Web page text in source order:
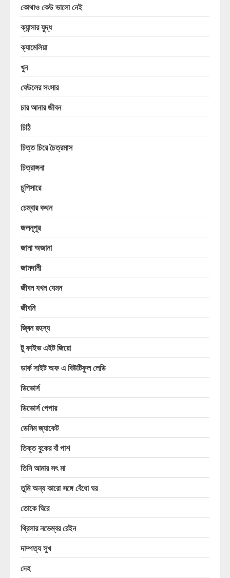
কোথাও কেউ ভালো নেই
ক্যান্সার যুদ্ধ
ক্যামেলিয়া
খুন
ঘেউলের সংসার
চার আনার জীবন
চিঠি
চিত্ত চিরে চৈত্রমাস
চিত্রাঙ্গনা
চুপিসারে
চেম্বার কথন
জলনূপুর
জানা অজানা
জামদানী
জীবন যখন যেমন
জীবনি
জ্বিন রহস্য
টু ফাইভ এইট জিরো
ডার্ক সাইট অফ এ বিউটিফুল লেডি
ডিভোর্স
ডিভোর্স পেপার
ডেনিম জ্যাকেট
তিক্ত বুকের বাঁ পাশ
তিনি আমার সৎ মা
তুমি অন্য কারো সঙ্গে বেঁধো ঘর
তোকে ঘিরে
থ্রিলার নভেম্বর রেইন
দাম্পত্য সুখ
দেহ